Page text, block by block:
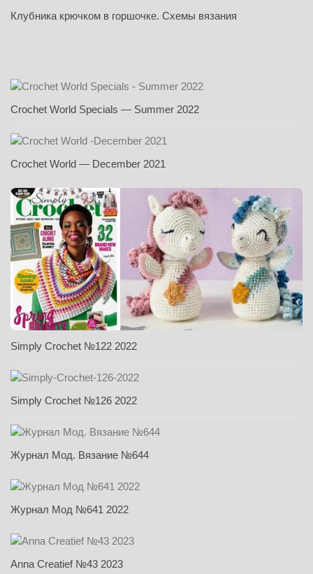
Клубника крючком в горшочке. Схемы вязания
Crochet World Specials — Summer 2022
Crochet World — December 2021
Simply Crochet №122 2022
Simply Crochet №126 2022
Журнал Мод. Вязание №644
Журнал Мод №641 2022
Anna Creatief №43 2023